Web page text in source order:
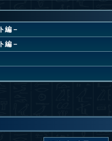
編－
編－